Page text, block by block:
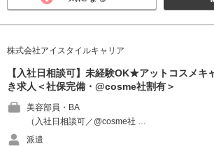
株式会社アイスタイルキャリア
【入社日相談可】未経験OK★アットコスメキ
き求人＜社保完備・@cosme社割有＞
美容部員・BA
（入社日相談可／@cosme社 …
派遣